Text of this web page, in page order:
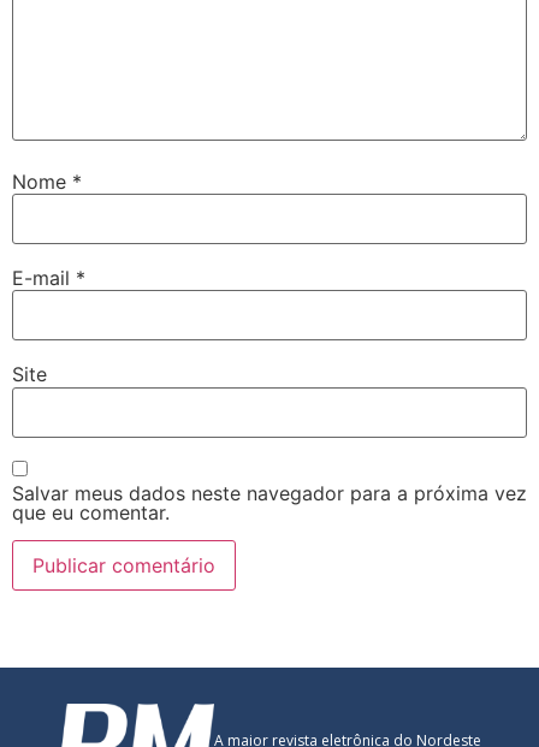
Nome *
E-mail *
Site
Salvar meus dados neste navegador para a próxima vez
que eu comentar.
A maior revista eletrônica do Nordeste